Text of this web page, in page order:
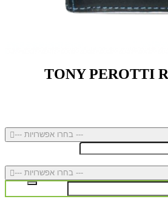
--- בחרו אפשרויות ---
--- בחרו אפשרויות ---